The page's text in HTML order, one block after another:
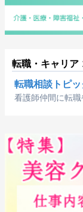
転職・キャリア
転職相談トピ
看護師仲間に転